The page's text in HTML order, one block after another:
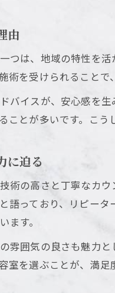
横須賀美容
理想の髪型
個人経営美
横須賀でリラッ
美容室の雰
美容室選び
由
つは、地域の特性を
術を受けられることで
バイスが、安心感を
ことが多いです。こ
に迫る
術の高さと丁寧なカ
語っており、リピー
ます。
雰囲気の良さも魅力
を選ぶことが、満足